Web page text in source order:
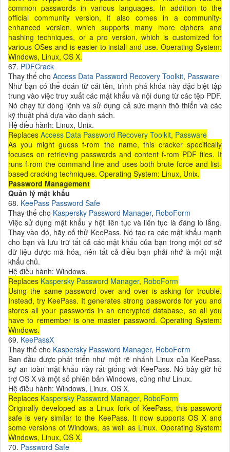
common passwords in various languages. In addition to the
official community version, it also comes in a community-
enhanced version, which supports many more ciphers and
hashing techniques, or a pro version, which is customized for
various OSes and is easier to install and use. Operating System:
Windows, Linux, OS X.
67. PDFCrack
Thay thế cho Access Data Password Recovery Toolkit, Passware
Như bạn có thể đoán từ cái tên, trình phá khóa này đặc biệt tập
trung vào việc truy xuất các mật khẩu và nội dung từ các tệp PDF.
Nó chạy từ dòng lệnh và sử dụng cả sức mạnh thô thiển và các
kỹ thuật phá dựa vào danh sách.
Hệ điều hành: Linux, Unix.
Replaces Access Data Password Recovery Toolkit, Passware
As you might guess f-rom the name, this cracker specifically
focuses on retrieving passwords and content f-rom PDF files. It
runs f-rom the command line and uses both brute force and list-
based cracking techniques. Operating System: Linux, Unix.
Password Management
Quản lý mật khẩu
68. KeePass Password Safe
Thay thế cho Kaspersky Password Manager, RoboForm
Việc sử dụng mật khẩu y hệt liên tục và liên tục là đáng lo lắng.
Thay vào đó, hãy cố thử KeePass. Nó tạo ra các mật khẩu mạnh
cho bạn và lưu trữ tất cả các mật khẩu của bạn trong một cơ sở
dữ liệu được mã hóa, nên tất cả điều bạn phải nhớ là một mật
khẩu chủ.
Hệ điều hành: Windows.
Replaces Kaspersky Password Manager, RoboForm
Using the same password over and over is asking for trouble.
Instead, try KeePass. It generates strong passwords for you and
stores all your passwords in an encrypted database, so all you
have to remember is one master password. Operating System:
Windows.
69. KeePassX
Thay thế cho Kaspersky Password Manager, RoboForm
Ban đầu được phát triển như một rẽ nhánh Linux của KeePass,
sự an toàn mật khẩu này rất giống với KeePass. Nó bây giờ hỗ
trợ OS X và một số phiên bản Windows, cũng như Linux.
Hệ điều hành: Windows, Linux, OS X.
Replaces Kaspersky Password Manager, RoboForm
Originally developed as a Linux fork of KeePass, this password
safe is very similar to the KeePass. It now supports OS X and
some versions of Windows, as well as Linux. Operating System:
Windows, Linux, OS X.
70. Password Safe